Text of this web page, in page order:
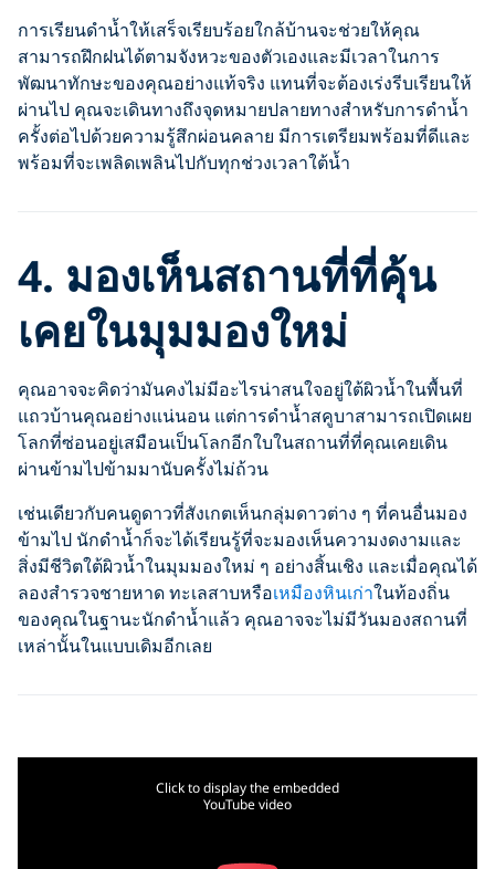
การเรียนดำน้ำให้เสร็จเรียบร้อยใกล้บ้านจะช่วยให้คุณ
สามารถฝึกฝนได้ตามจังหวะของตัวเองและมีเวลาในการ
พัฒนาทักษะของคุณอย่างแท้จริง แทนที่จะต้องเร่งรีบเรียนให้
ผ่านไป คุณจะเดินทางถึงจุดหมายปลายทางสำหรับการดำน้ำ
ครั้งต่อไปด้วยความรู้สึกผ่อนคลาย มีการเตรียมพร้อมที่ดีและ
พร้อมที่จะเพลิดเพลินไปกับทุกช่วงเวลาใต้น้ำ
4. มองเห็นสถานที่ที่คุ้น
เคยในมุมมองใหม่
คุณอาจจะคิดว่ามันคงไม่มีอะไรน่าสนใจอยู่ใต้ผิวน้ำในพื้นที่
แถวบ้านคุณอย่างแน่นอน แต่การดำน้ำสคูบาสามารถเปิดเผย
โลกที่ซ่อนอยู่เสมือนเป็นโลกอีกใบในสถานที่ที่คุณเคยเดิน
ผ่านข้ามไปข้ามมานับครั้งไม่ถ้วน
เช่นเดียวกับคนดูดาวที่สังเกตเห็นกลุ่มดาวต่าง ๆ ที่คนอื่นมอง
ข้ามไป นักดำน้ำก็จะได้เรียนรู้ที่จะมองเห็นความงดงามและ
สิ่งมีชีวิตใต้ผิวน้ำในมุมมองใหม่ ๆ อย่างสิ้นเชิง และเมื่อคุณได้
ลองสำรวจชายหาด ทะเลสาบหรือเหมืองหินเก่าในท้องถิ่น
ของคุณในฐานะนักดำน้ำแล้ว คุณอาจจะไม่มีวันมองสถานที่
เหล่านั้นในแบบเดิมอีกเลย
Click to display the embedded
YouTube video